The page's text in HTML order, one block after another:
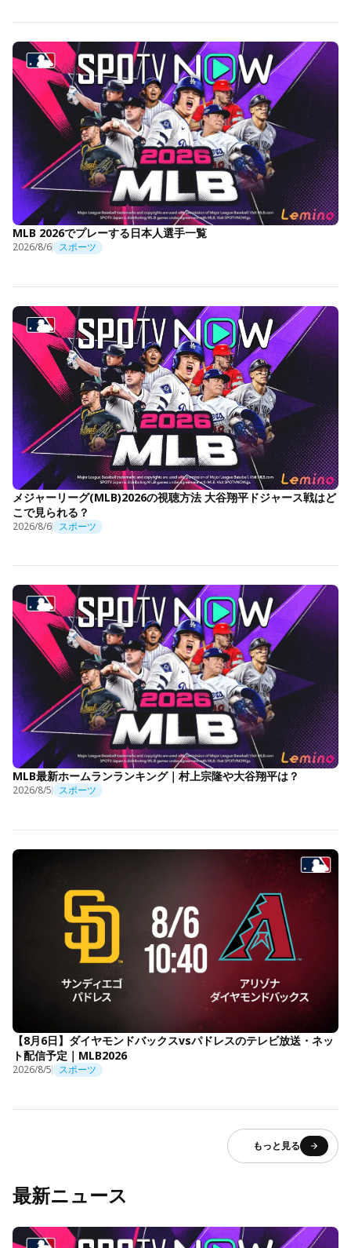
MLB 2026でプレーする日本人選手一覧
2026/8/6 スポーツ
メジャーリーグ(MLB)2026の視聴方法 大谷翔平ドジャース戦はど
こで見られる？
2026/8/6 スポーツ
MLB最新ホームランランキング｜村上宗隆や大谷翔平は？
2026/8/5 スポーツ
【8月6日】ダイヤモンドバックスvsパドレスのテレビ放送・ネッ
ト配信予定｜MLB2026
2026/8/5 スポーツ
もっと見る
最新ニュース